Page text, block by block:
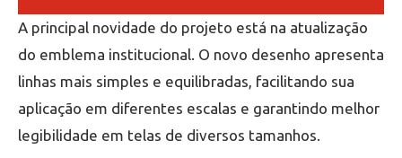
A principal novidade do projeto está na atualização
do emblema institucional. O novo desenho apresenta
linhas mais simples e equilibradas, facilitando sua
aplicação em diferentes escalas e garantindo melhor
legibilidade em telas de diversos tamanhos.